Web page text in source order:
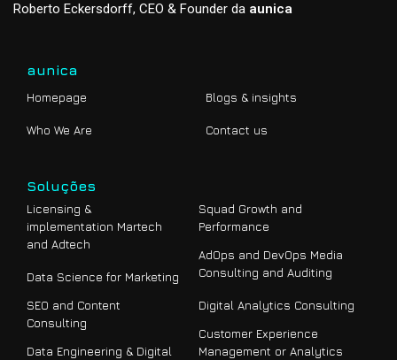
Roberto Eckersdorff, CEO & Founder da aunica
aunica
Homepage
Who We Are
Blogs & insights
Contact us
Soluções
Licensing &
implementation Martech
and Adtech
Data Science for Marketing
SEO and Content
Consulting
Data Engineering & Digital
Squad Growth and
Performance
AdOps and DevOps Media
Consulting and Auditing
Digital Analytics Consulting
Customer Experience
Management or Analytics